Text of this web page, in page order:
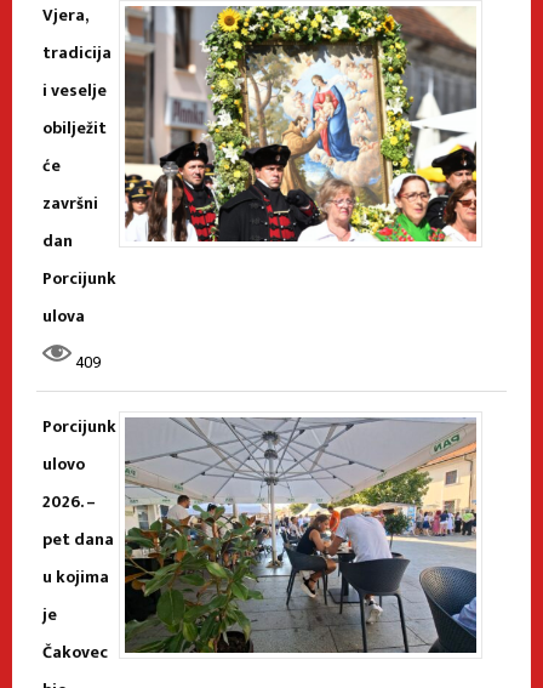
Vjera,
tradicija
i veselje
obilježit
će
završni
dan
Porcijunk
ulova
409
Porcijunk
ulovo
2026. –
pet dana
u kojima
je
Čakovec